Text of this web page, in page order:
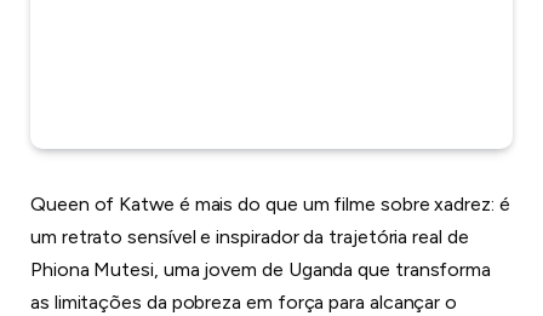
Queen of Katwe é mais do que um filme sobre xadrez: é
um retrato sensível e inspirador da trajetória real de
Phiona Mutesi, uma jovem de Uganda que transforma
as limitações da pobreza em força para alcançar o